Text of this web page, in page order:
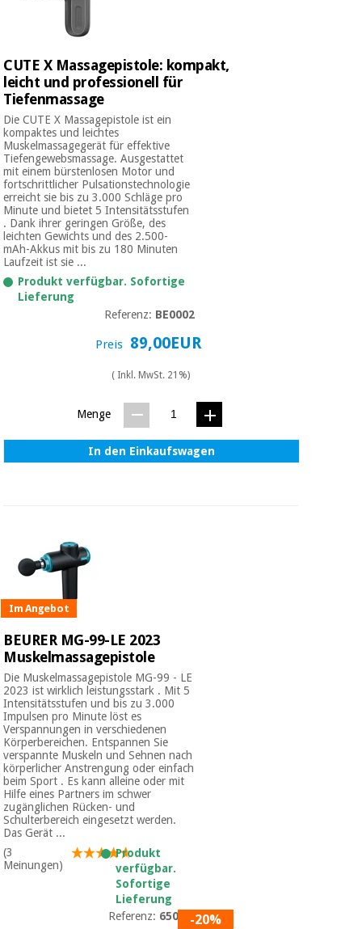
CUTE X Massagepistole: kompakt,
leicht und professionell für
Tiefenmassage
Die CUTE X Massagepistole ist ein
kompaktes und leichtes
Muskelmassagegerät für effektive
Tiefengewebsmassage. Ausgestattet
mit einem bürstenlosen Motor und
fortschrittlicher Pulsationstechnologie
erreicht sie bis zu 3.000 Schläge pro
Minute und bietet 5 Intensitätsstufen
. Dank ihrer geringen Größe, des
leichten Gewichts und des 2.500-
mAh-Akkus mit bis zu 180 Minuten
Laufzeit ist sie ...
Produkt verfügbar. Sofortige
Lieferung
Referenz: BE0002
Preis 89,00EUR
( Inkl. MwSt. 21%)
Menge
In den Einkaufswagen
Im Angebot
BEURER MG-99-LE 2023
Muskelmassagepistole
Die Muskelmassagepistole MG-99 - LE
2023 ist wirklich leistungsstark . Mit 5
Intensitätsstufen und bis zu 3.000
Impulsen pro Minute löst es
Verspannungen in verschiedenen
Körperbereichen. Entspannen Sie
verspannte Muskeln und Sehnen nach
körperlicher Anstrengung oder einfach
beim Sport . Es kann alleine oder mit
Hilfe eines Partners im schwer
zugänglichen Rücken- und
Schulterbereich eingesetzt werden.
Das Gerät ...
(3
Meinungen)
Produkt
verfügbar.
Sofortige
Lieferung
Referenz: 650.03-20%